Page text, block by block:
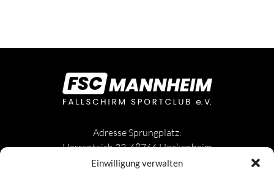
Einwilligung verwalten
Adresse Sprungplatz:
Herrenteich 33, 68766 Hockenheim